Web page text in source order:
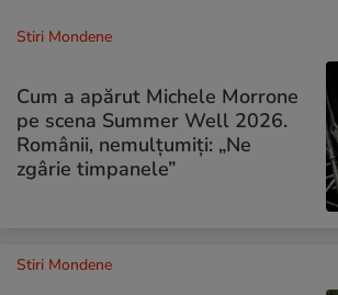
Stiri Mondene
Cum a apărut Michele Morrone
pe scena Summer Well 2026.
Românii, nemulțumiți: „Ne
zgârie timpanele”
Stiri Mondene